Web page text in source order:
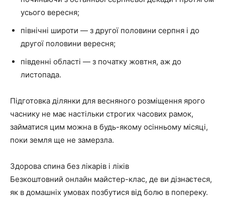
усього вересня;
північні широти — з другої половини серпня і до
другої половини вересня;
південні області — з початку жовтня, аж до
листопада.
Підготовка ділянки для весняного розміщення ярого
часнику не має настільки строгих часових рамок,
займатися цим можна в будь-якому осінньому місяці,
поки земля ще не замерзла.
Здорова спина без лікарів і ліків
Безкоштовний онлайн майстер-клас, де ви дізнаєтеся,
як в домашніх умовах позбутися від болю в попереку.